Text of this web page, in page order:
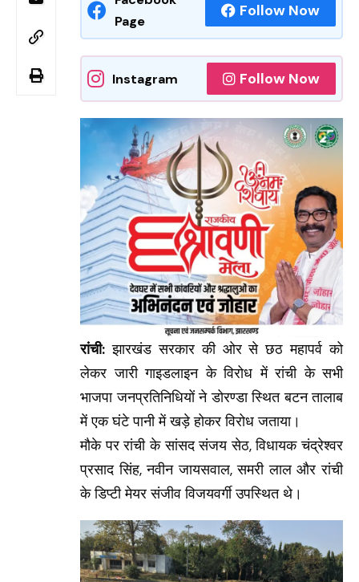
Page
Follow Now
Instagram Follow Now
रांची: झारखंड सरकार की ओर से छठ महापर्व को
लेकर जारी गाइडलाइन के विरोध में रांची के सभी
भाजपा जनप्रतिनिधियों ने डोरण्डा स्थित बटन तालाब
में एक घंटे पानी में खड़े होकर विरोध जताया।
मौके पर रांची के सांसद संजय सेठ, विधायक चंद्रेश्वर
प्रसाद सिंह, नवीन जायसवाल, समरी लाल और रांची
के डिप्टी मेयर संजीव विजयवर्गी उपस्थित थे।